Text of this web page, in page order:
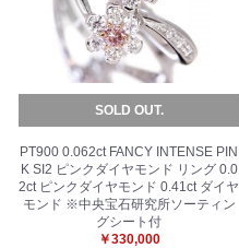
SOLD OUT.
PT900 0.062ct FANCY INTENSE PIN
K SI2 ピンクダイヤモンド リング 0.0
2ct ピンクダイヤモンド 0.41ct ダイヤ
モンド ※中央宝石研究所ソーティン
グシート付
￥330,000